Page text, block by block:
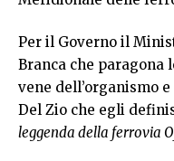
Per il Governo il
Branca che paragona
vene dell’organismo
Del Zio che egli
leggenda della ferrovia